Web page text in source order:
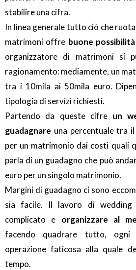
stabilire una cifra.
In linea generale tutto ciò che
matrimoni offre buone
organizzatore di matrimoni si
ragionamento: mediamente, un
tra i 10mila ai 50mila euro.
tipologia di servizi richiesti.
Partendo da queste cifre un
guadagnare una percentuale tra
per un matrimonio dai costi quali
parla di un guadagno che può
euro per un singolo matrimonio.
Margini di guadagno ci sono
sia facile. Il lavoro di wedding
complicato e organizzare al
facendo quadrare tutto, ogni
operazione faticosa alla quale
tempo.